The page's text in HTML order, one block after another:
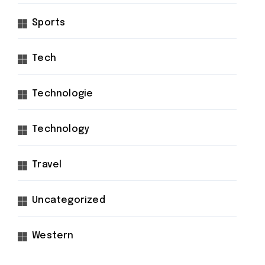
Sports
Tech
Technologie
Technology
Travel
Uncategorized
Western